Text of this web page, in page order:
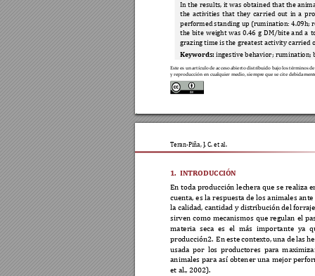
Este es un artículo de acceso abierto distribuido bajo los términos
y reproducción en cualquier medio, siempre que se cite de
In the results, it was obtained that the
the activities that they carried out in a
performed standing up (rumination: 4.09h;
the bite weight was 0.46 g DM/bite and a
grazing time is the greatest activity carried
Keywords: ingestive behavior; rumination;
Teran-Piña, J. C. et al.
1. INTRODUCCIÓN
En toda producción lechera que se realiza
cuenta, es la respuesta de los animales ante
la calidad, cantidad y distribución del
sirven como mecanismos que regulan el
materia seca es el más importante ya
producción2. En este contexto, una de las
usada por los productores para
animales para así obtener una mejor
et al., 2002).